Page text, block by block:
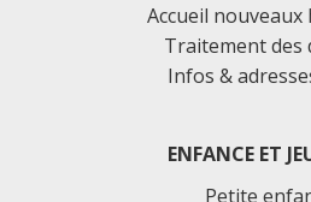
Accueil
Traitement des
Infos &
ENFANCE ET
Petite